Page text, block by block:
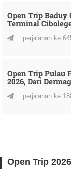
Open Trip Baduy
Terminal
perjalanan ke
Open Trip Pulau
2026, Dari
perjalanan ke
Open Trip